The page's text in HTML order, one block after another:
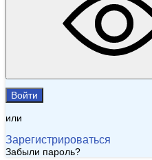
Войти
или
Зарегистрироваться
Забыли пароль?